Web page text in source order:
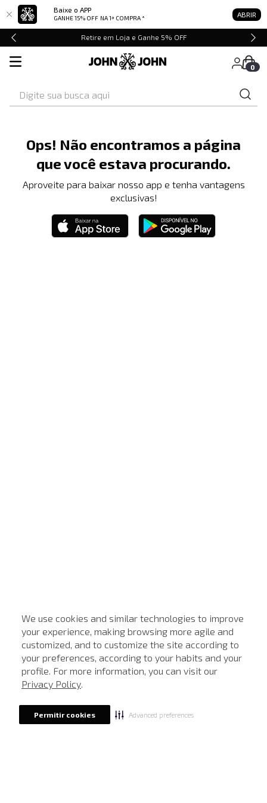
Baixe o APP
GANHE 15% OFF NA 1ª COMPRA * ABRIR
We use cookies and similar technologies to improve
your experience, making browsing more agile and
customized, and to customize the site according to
your preferences, according to your habits and your
profile. For more information, you can visit our
Privacy Policy.
Permitir cookies Advanced preferences
Retire em Loja e Ganhe 5% OFF
0
Ops! Não encontramos a página
que você estava procurando.
Aproveite para baixar nosso app e tenha vantagens
exclusivas!